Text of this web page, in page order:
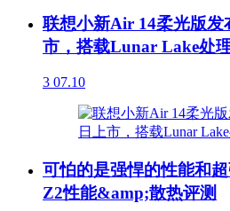
联想小新Air 14柔光版发
市，搭载Lunar Lake处
3 07.10
可怕的是强悍的性能和
Z2性能&amp;散热评测